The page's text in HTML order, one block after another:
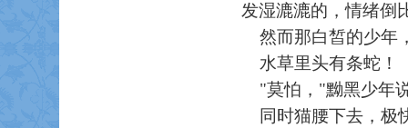
发湿漉漉的，情绪倒
然而那白皙的少年
水草里头有条蛇！
"莫怕，"黝黑少年
同时猫腰下去，极